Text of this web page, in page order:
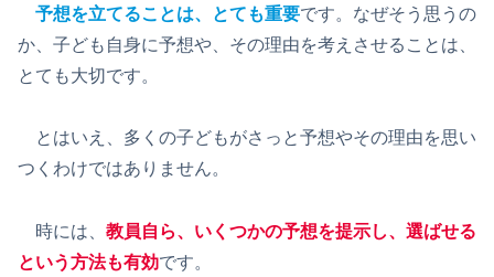
予想を立てることは、とても重要です。なぜそう思うの
か、子ども自身に予想や、その理由を考えさせることは、
とても大切です。
とはいえ、多くの子どもがさっと予想やその理由を思い
つくわけではありません。
時には、 教員自ら、いくつかの予想を提示し、選ばせる
という方法も有効です。